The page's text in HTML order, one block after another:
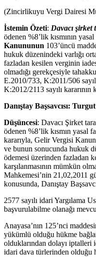
(Zincirlikuyu Vergi Dairesi
İstemin Özeti: Davacı
ödenen %8’lik kısmının
Kanununun 103’üncü
hukuk düzenindeki varlığı
fazladan kesilen verginin
olmadığı gerekçesiyle
E.2010/733, K:2011/506
K:2012/2113 sayılı
Danıştay Başsavcısı:
Düşüncesi: Davacı Şirket
ödenen %8’lik kısmın yasal
kararıyla, Gelir Vergisi
ve bunun sonucunda hukuk
ödemesi üzerinden fazladan
karşılanmasının mümkün
Mahkemesi’nin 21,02,2011
konusunda, Danıştay
2577 sayılı idari Yargılama
başvurulabilme olanağı
Anayasa’nın 125’nci
yükümlü olduğu hükme
olduklarından dolayı iptalleri
idari dava türlerinden olduğu